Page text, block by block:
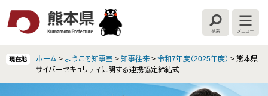
検
索
メ
ニ
ー
現在地 ホーム > ようこそ知事室 > 知事往来 > 令和7年度（2025年度） > 熊本県
サイバーセキュリティに関する連携協定締結式